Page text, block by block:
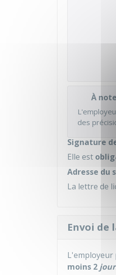
À
des
Signature
Elle est
Adresse du
La lettre de
Envoi de
L'employeur
moins 2